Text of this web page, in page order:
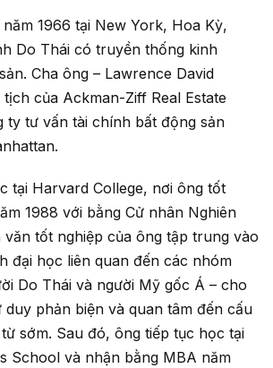
1966 tại New York, Hoa Kỳ,
Do Thái có truyền thống kinh
Cha ông – Lawrence David
của Ackman-Ziff Real Estate
ty tư vấn tài chính bất động sản
tại Harvard College, nơi ông tốt
1988 với bằng Cử nhân Nghiên
văn tốt nghiệp của ông tập trung vào
đại học liên quan đến các nhóm
Do Thái và người Mỹ gốc Á – cho
phản biện và quan tâm đến cấu
sớm. Sau đó, ông tiếp tục học tại
School và nhận bằng MBA năm